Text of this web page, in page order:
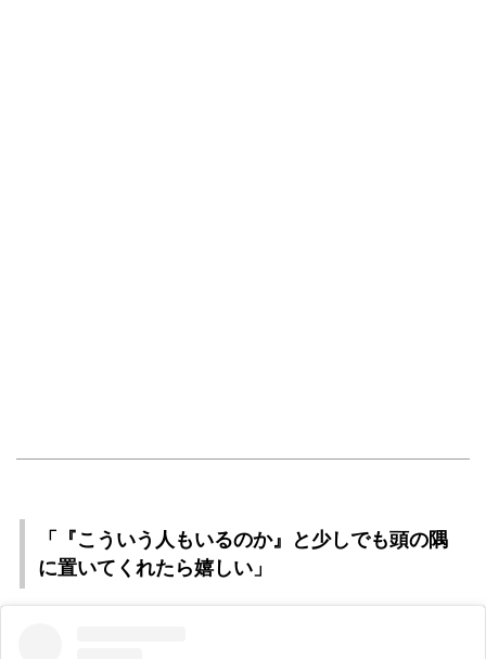
「『こういう人もいるのか』と少しでも頭の隅
に置いてくれたら嬉しい」